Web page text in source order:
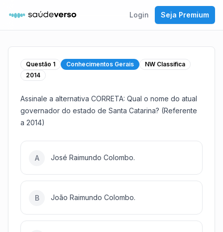
Login Seja Premium
Questão 1 Conhecimentos Gerais
NW Classifica
2014
Assinale a alternativa CORRETA: Qual o nome do atual
governador do estado de Santa Catarina? (Referente
a 2014)
A José Raimundo Colombo.
B João Raimundo Colombo.